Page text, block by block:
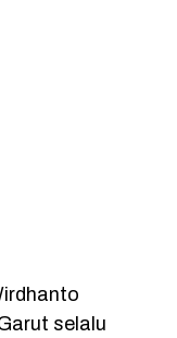
selalu